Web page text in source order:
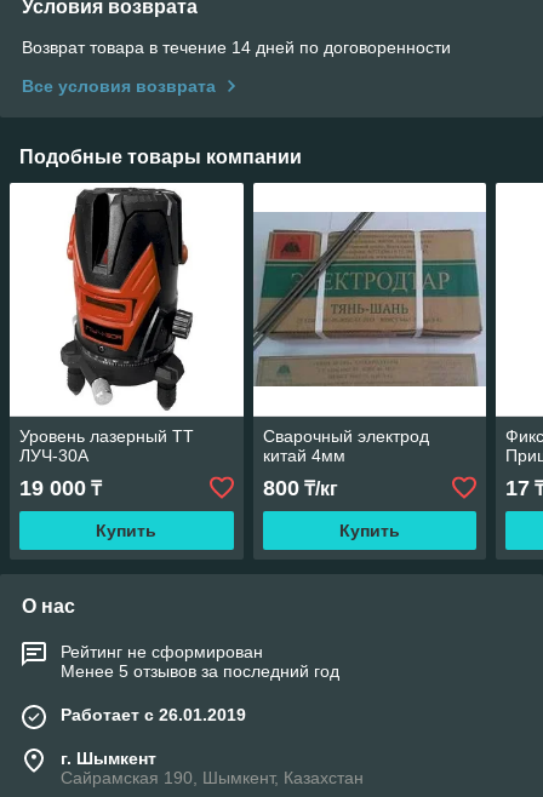
Условия возврата
Возврат товара в течение 14 дней по договоренности
Все условия возврата
Подобные товары компании
Уровень лазерный TT
ЛУЧ-30А
19 000 ₸
Купить
Сварочный электрод
китай 4мм
800₸/кг
Купить
17
О нас
Рейтинг не сформирован
Менее 5 отзывов за последний год
Работает с 26.01.2019
г. Шымкент
Сайрамская 190, Шымкент, Казахстан